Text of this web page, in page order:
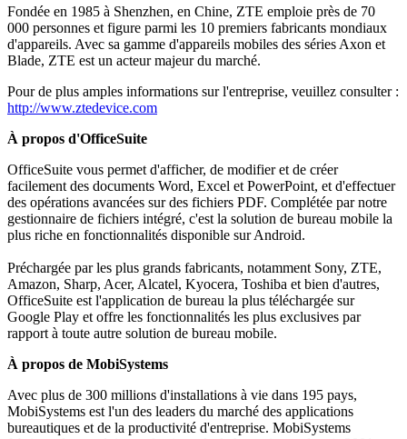
Fondée en 1985 à Shenzhen, en Chine, ZTE emploie près de 70
000 personnes et figure parmi les 10 premiers fabricants mondiaux
d'appareils. Avec sa gamme d'appareils mobiles des séries Axon et
Blade, ZTE est un acteur majeur du marché.
Pour de plus amples informations sur l'entreprise, veuillez consulter :
http://www.ztedevice.com
À propos d'OfficeSuite
OfficeSuite vous permet d'afficher, de modifier et de créer
facilement des documents Word, Excel et PowerPoint, et d'effectuer
des opérations avancées sur des fichiers PDF. Complétée par notre
gestionnaire de fichiers intégré, c'est la solution de bureau mobile la
plus riche en fonctionnalités disponible sur Android.
Préchargée par les plus grands fabricants, notamment Sony, ZTE,
Amazon, Sharp, Acer, Alcatel, Kyocera, Toshiba et bien d'autres,
OfficeSuite est l'application de bureau la plus téléchargée sur
Google Play et offre les fonctionnalités les plus exclusives par
rapport à toute autre solution de bureau mobile.
À propos de MobiSystems
Avec plus de 300 millions d'installations à vie dans 195 pays,
MobiSystems est l'un des leaders du marché des applications
bureautiques et de la productivité d'entreprise. MobiSystems